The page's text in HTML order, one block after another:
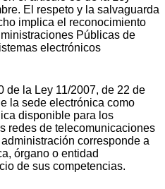
El respeto y la salvaguarda
implica el reconocimiento
Públicas de
electrónicos
de la Ley 11/2007, de 22 de
la sede electrónica como
disponible para los
redes de telecomunicaciones
corresponde a
órgano o entidad
de sus competencias.